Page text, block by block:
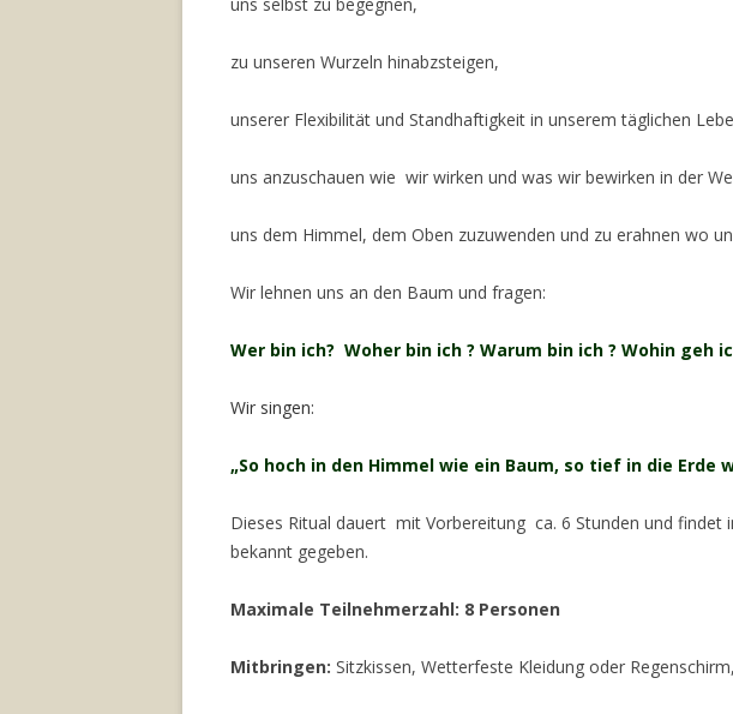
zu unseren Wurzeln hinabzsteigen,
unserer Flexibilität und Standhaftigkeit in unserem täglichen
uns anzuschauen wie wir wirken und was wir bewirken in der
uns dem Himmel, dem Oben zuzuwenden und zu erahnen wo
Wir lehnen uns an den Baum und fragen:
Wer bin ich? Woher bin ich ? Warum bin ich ? Wohin geh
Wir singen:
„So hoch in den Himmel wie ein Baum, so tief in die
Dieses Ritual dauert mit Vorbereitung ca. 6 Stunden und
bekannt gegeben.
Maximale Teilnehmerzahl: 8 Personen
Mitbringen: Sitzkissen, Wetterfeste Kleidung oder